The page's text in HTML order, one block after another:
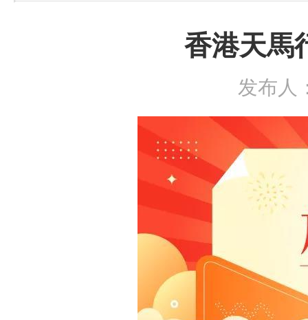
香港天馬
发布人